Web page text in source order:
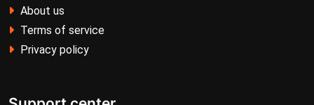
About us
Terms of service
Privacy policy